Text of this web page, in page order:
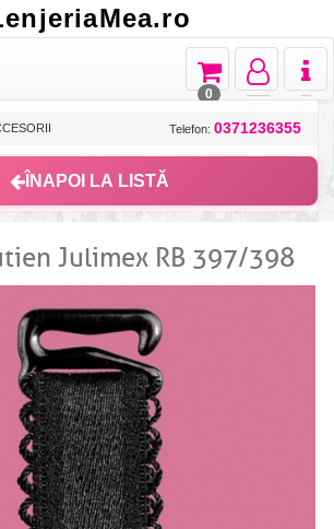
Toggle
Toggle
navigation
Toggle
navigation
0
Telefon: 0371236355
ÎNAPOI LA LISTĂ
Julimex RB 397/398